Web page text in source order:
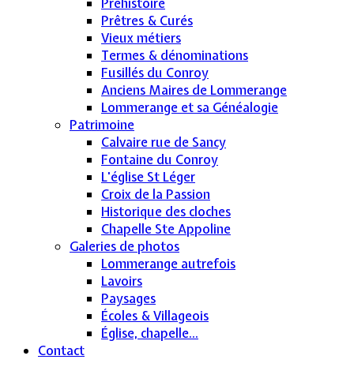
Prêtres & Curés
Vieux métiers
Termes & dénominations
Fusillés du Conroy
Anciens Maires de Lommerange
Lommerange et sa Généalogie
Patrimoine
Calvaire rue de Sancy
Fontaine du Conroy
L'église St Léger
Croix de la Passion
Historique des cloches
Chapelle Ste Appoline
Galeries de photos
Lommerange autrefois
Lavoirs
Paysages
Écoles & Villageois
Église, chapelle...
Contact